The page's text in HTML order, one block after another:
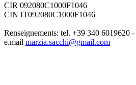
CIR 092080C1000F1046
CIN IT092080C1000F1046
Renseignements: tel. +39 340 6019620 -
e.mail marzia.sacchi@gmail.com